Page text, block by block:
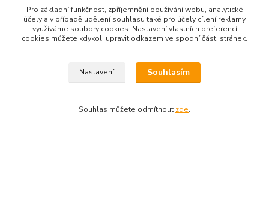
Zboží zařazeno v kategoriích
Produkty dle názvu
Bylinné produkty
Výběr podle potíží
Pro základní funkčnost, zpříjemnění používání webu, analytické
účely a v případě udělení souhlasu také pro účely cílení reklamy
využíváme soubory cookies. Nastavení vlastních preferencí
cookies můžete kdykoli upravit odkazem ve spodní části stránek.
Nastavení Souhlasím
Souhlas můžete odmítnout zde.